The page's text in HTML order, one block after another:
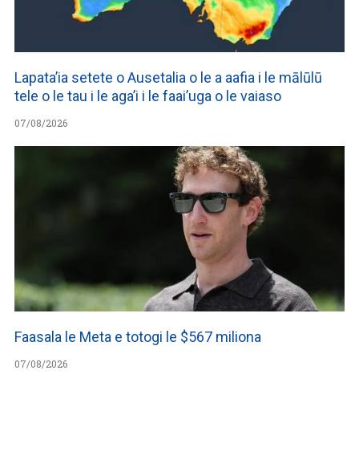
Lapata’ia setete o Ausetalia o le a aafia i le mālūlū
tele o le tau i le aga’i i le faai’uga o le vaiaso
07/08/2026
Faasala le Meta e totogi le $567 miliona
07/08/2026